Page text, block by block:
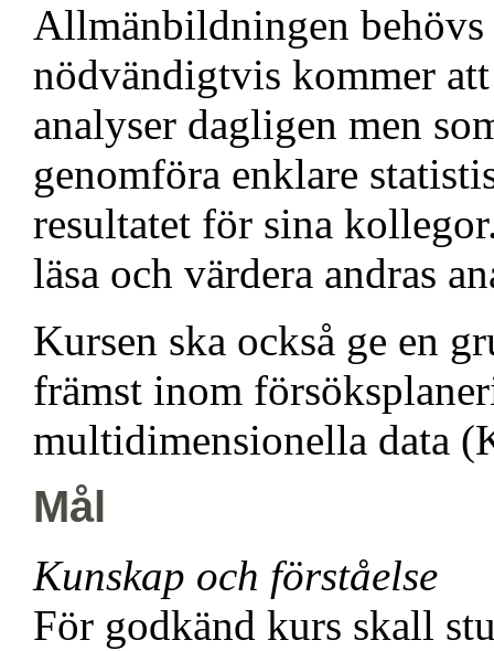
Allmänbildningen
nödvändigtvis kommer
analyser dagligen men
genomföra enklare
resultatet för sina
läsa och värdera andras
Kursen ska också ge en
främst inom
multidimensionella data
Mål
Kunskap och förståelse
För godkänd kurs skall